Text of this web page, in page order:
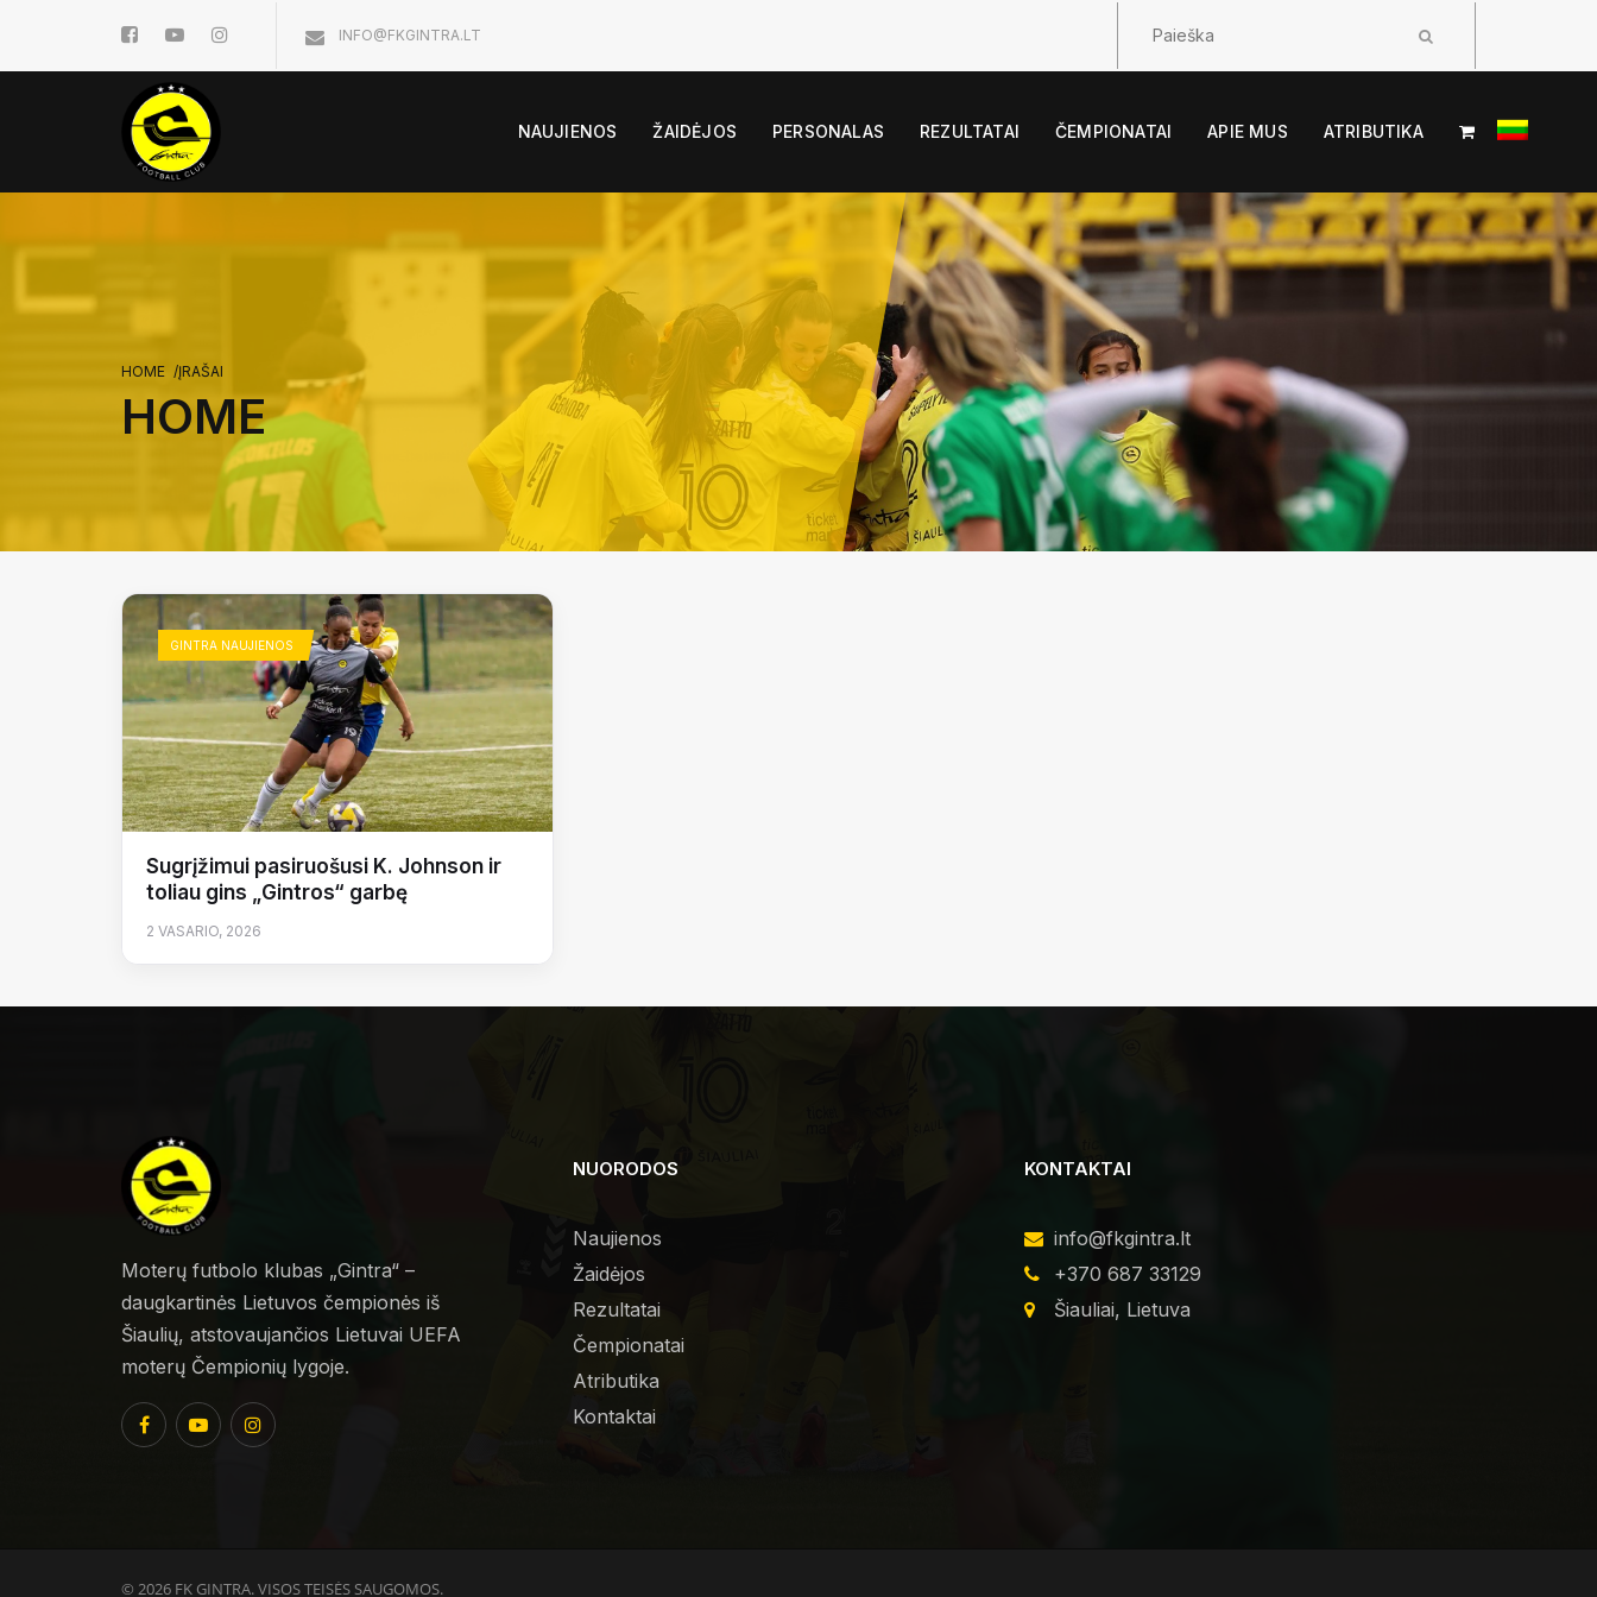
INFO@FKGINTRA.LT
NAUJIENOS ŽAIDĖJOS PERSONALAS REZULTATAI ČEMPIONATAI APIE MUS ATRIBUTIKA
HOME /ĮRAŠAI
HOME
GINTRA NAUJIENOS
Sugrįžimui pasiruošusi K. Johnson ir
toliau gins „Gintros“ garbę
2 VASARIO, 2026
Moterų futbolo klubas „Gintra“ –
daugkartinės Lietuvos čempionės iš
Šiaulių, atstovaujančios Lietuvai UEFA
moterų Čempionių lygoje.
NUORODOS
Naujienos
Žaidėjos
Rezultatai
Čempionatai
Atributika
Kontaktai
KONTAKTAI
info@fkgintra.lt
+370 687 33129
Šiauliai, Lietuva